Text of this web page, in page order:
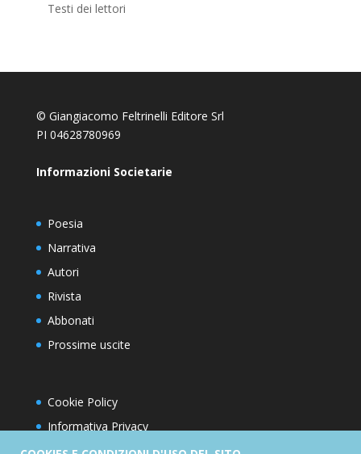
Testi dei lettori
© Giangiacomo Feltrinelli Editore Srl
PI 04628780969
Informazioni Societarie
Poesia
Narrativa
Autori
Rivista
Abbonati
Prossime uscite
Cookie Policy
Informativa Privacy
Condizioni d’utilizzo del sito